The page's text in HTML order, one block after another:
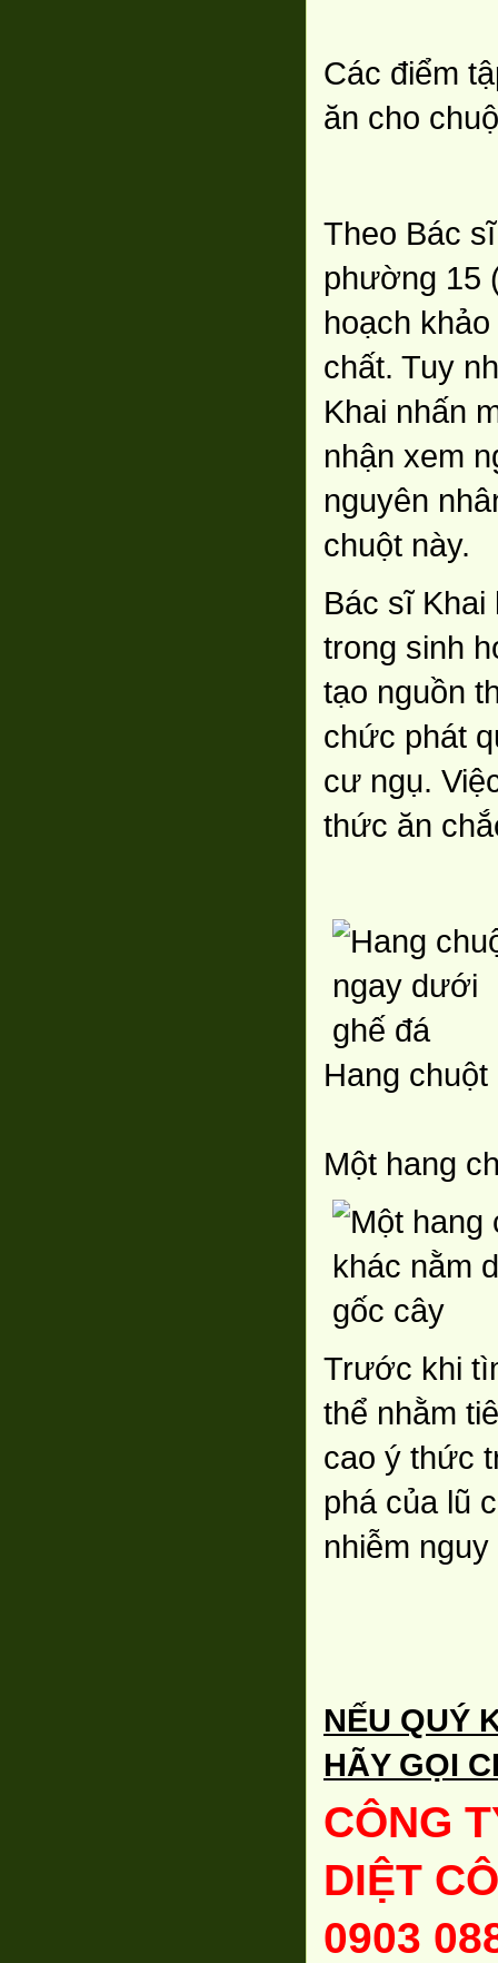
Các điểm
ăn cho
Theo Bác
phường 15
hoạch
chất. Tuy
Khai nhấn
nhận xem
nguyên
chuột này.
Bác sĩ
trong sinh
tạo nguồn
chức phát
cư ngụ.
thức ăn
Hang
Một hang
Trước khi
thể nhằm
cao ý thức
phá của lũ
nhiễm
NẾU QUÝ
HÃY GỌI
CÔNG
DIỆT
0903